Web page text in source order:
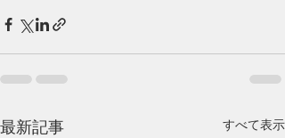
最新記事 すべて表示